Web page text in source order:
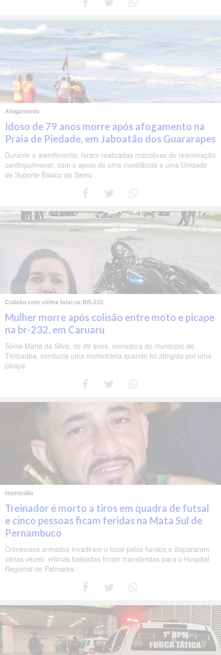
Afogamento
Idoso de 79 anos morre após afogamento na
Praia de Piedade, em Jaboatão dos Guararapes
Durante o atendimento, foram realizadas manobras de reanimação
cardiopulmonar, com o apoio de uma motolância e uma Unidade
de Suporte Básico do Samu
Colisão com vítima fatal na BR-232
Mulher morre após colisão entre moto e picape
na br-232, em Caruaru
Sônia Maria da Silva, de 49 anos, moradora do município de
Timbaúba, conduzia uma motocicleta quando foi atingida por uma
picape.
Homicídio
Treinador é morto a tiros em quadra de futsal
e cinco pessoas ficam feridas na Mata Sul de
Pernambuco
Criminosos armados invadiram o local pelos fundos e dispararam
várias vezes; vítimas baleadas foram transferidas para o Hospital
Regional de Palmares